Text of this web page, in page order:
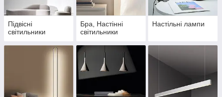
Підвісні
світильники
Бра, Настінні
світильники
Настільні лампи